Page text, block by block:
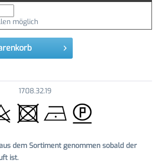
möglich
1708.32.19
dem Sortiment genommen sobald der
ist.